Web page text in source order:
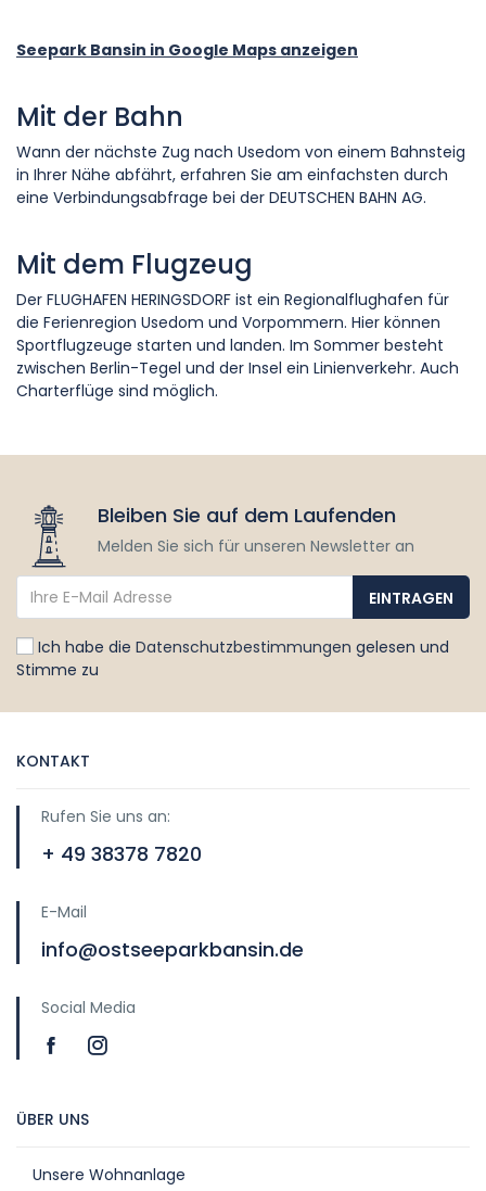
Seepark Bansin in Google Maps anzeigen
Mit der Bahn
Wann der nächste Zug nach Usedom von einem Bahnsteig
in Ihrer Nähe abfährt, erfahren Sie am einfachsten durch
eine Verbindungsabfrage bei der DEUTSCHEN BAHN AG.
Mit dem Flugzeug
Der FLUGHAFEN HERINGSDORF ist ein Regionalflughafen für
die Ferienregion Usedom und Vorpommern. Hier können
Sportflugzeuge starten und landen. Im Sommer besteht
zwischen Berlin-Tegel und der Insel ein Linienverkehr. Auch
Charterflüge sind möglich.
Bleiben Sie auf dem Laufenden
Melden Sie sich für unseren Newsletter an
Ich habe die Datenschutzbestimmungen gelesen und
Stimme zu
KONTAKT
Rufen Sie uns an:
+ 49 38378 7820
E-Mail
info@ostseeparkbansin.de
Social Media
ÜBER UNS
Unsere Wohnanlage